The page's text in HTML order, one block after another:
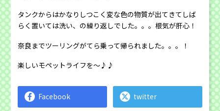
タンクからはかなりしつこく変な色の物質が出てきてしば
らく置いては洗い、の繰り返しでした。。。根気が肝心！
奈良までツーリングがてら乗って帰られました。。。！
楽しいモペットライフを〜♪♪
Facebook twitter